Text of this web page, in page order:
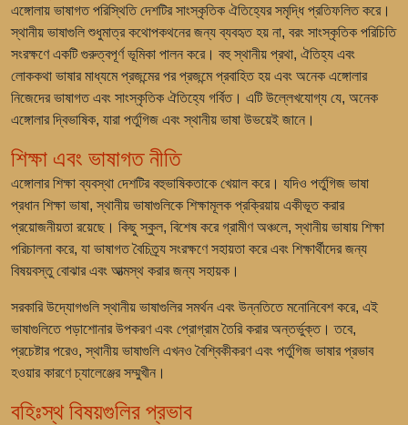
এঙ্গোলায় ভাষাগত পরিস্থিতি দেশটির সাংস্কৃতিক ঐতিহ্যের সমৃদ্ধি প্রতিফলিত করে।
স্থানীয় ভাষাগুলি শুধুমাত্র কথোপকথনের জন্য ব্যবহৃত হয় না, বরং সাংস্কৃতিক পরিচিতি
সংরক্ষণে একটি গুরুত্বপূর্ণ ভূমিকা পালন করে। বহু স্থানীয় প্রথা, ঐতিহ্য এবং
লোককথা ভাষার মাধ্যমে প্রজন্মের পর প্রজন্মে প্রবাহিত হয় এবং অনেক এঙ্গোলার
নিজেদের ভাষাগত এবং সাংস্কৃতিক ঐতিহ্যে গর্বিত। এটি উল্লেখযোগ্য যে, অনেক
এঙ্গোলার দ্বিভাষিক, যারা পর্তুগিজ এবং স্থানীয় ভাষা উভয়েই জানে।
শিক্ষা এবং ভাষাগত নীতি
এঙ্গোলার শিক্ষা ব্যবস্থা দেশটির বহুভাষিকতাকে খেয়াল করে। যদিও পর্তুগিজ ভাষা
প্রধান শিক্ষা ভাষা, স্থানীয় ভাষাগুলিকে শিক্ষামূলক প্রক্রিয়ায় একীভূত করার
প্রয়োজনীয়তা রয়েছে। কিছু স্কুল, বিশেষ করে গ্রামীণ অঞ্চলে, স্থানীয় ভাষায় শিক্ষা
পরিচালনা করে, যা ভাষাগত বৈচিত্র্য সংরক্ষণে সহায়তা করে এবং শিক্ষার্থীদের জন্য
বিষয়বস্তু বোঝার এবং আত্মস্থ করার জন্য সহায়ক।
সরকারি উদ্যোগগুলি স্থানীয় ভাষাগুলির সমর্থন এবং উন্নতিতে মনোনিবেশ করে, এই
ভাষাগুলিতে পড়াশোনার উপকরণ এবং প্রোগ্রাম তৈরি করার অন্তর্ভুক্ত। তবে,
প্রচেষ্টার পরেও, স্থানীয় ভাষাগুলি এখনও বৈশ্বিকীকরণ এবং পর্তুগিজ ভাষার প্রভাব
হওয়ার কারণে চ্যালেঞ্জের সম্মুখীন।
বহিঃস্থ বিষয়গুলির প্রভাব